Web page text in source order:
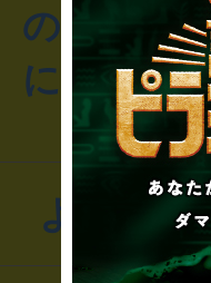
のお客様
にお問い
よくあ